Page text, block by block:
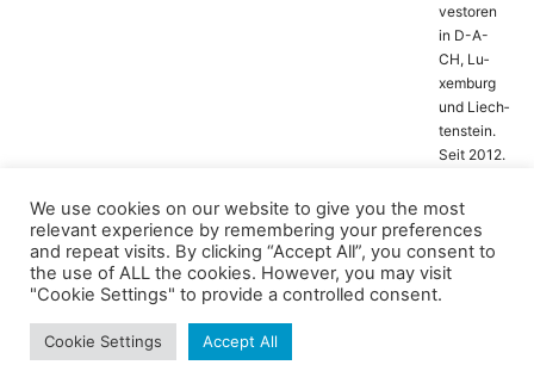
ves­to­ren
in D-­A­-
CH, Lu­
xem­burg
und Liech­
ten­stein.
Seit 2012.
Germany
Reports
Travel & Leisure
We use cookies on our website to give you the most
relevant experience by remembering your preferences
and repeat visits. By clicking “Accept All”, you consent to
the use of ALL the cookies. However, you may visit
"Cookie Settings" to provide a controlled consent.
Cookie Settings Accept All